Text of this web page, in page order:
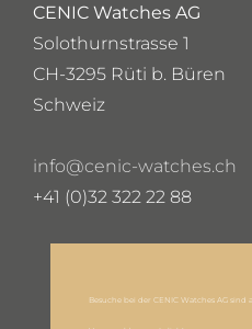
CENIC Watches AG
Solothurnstrasse 1
CH-3295 Rüti b. Büren
Schweiz
info@cenic-watches.ch
+41 (0)32 322 22 88
Besuche bei der CENIC Watches AG sind